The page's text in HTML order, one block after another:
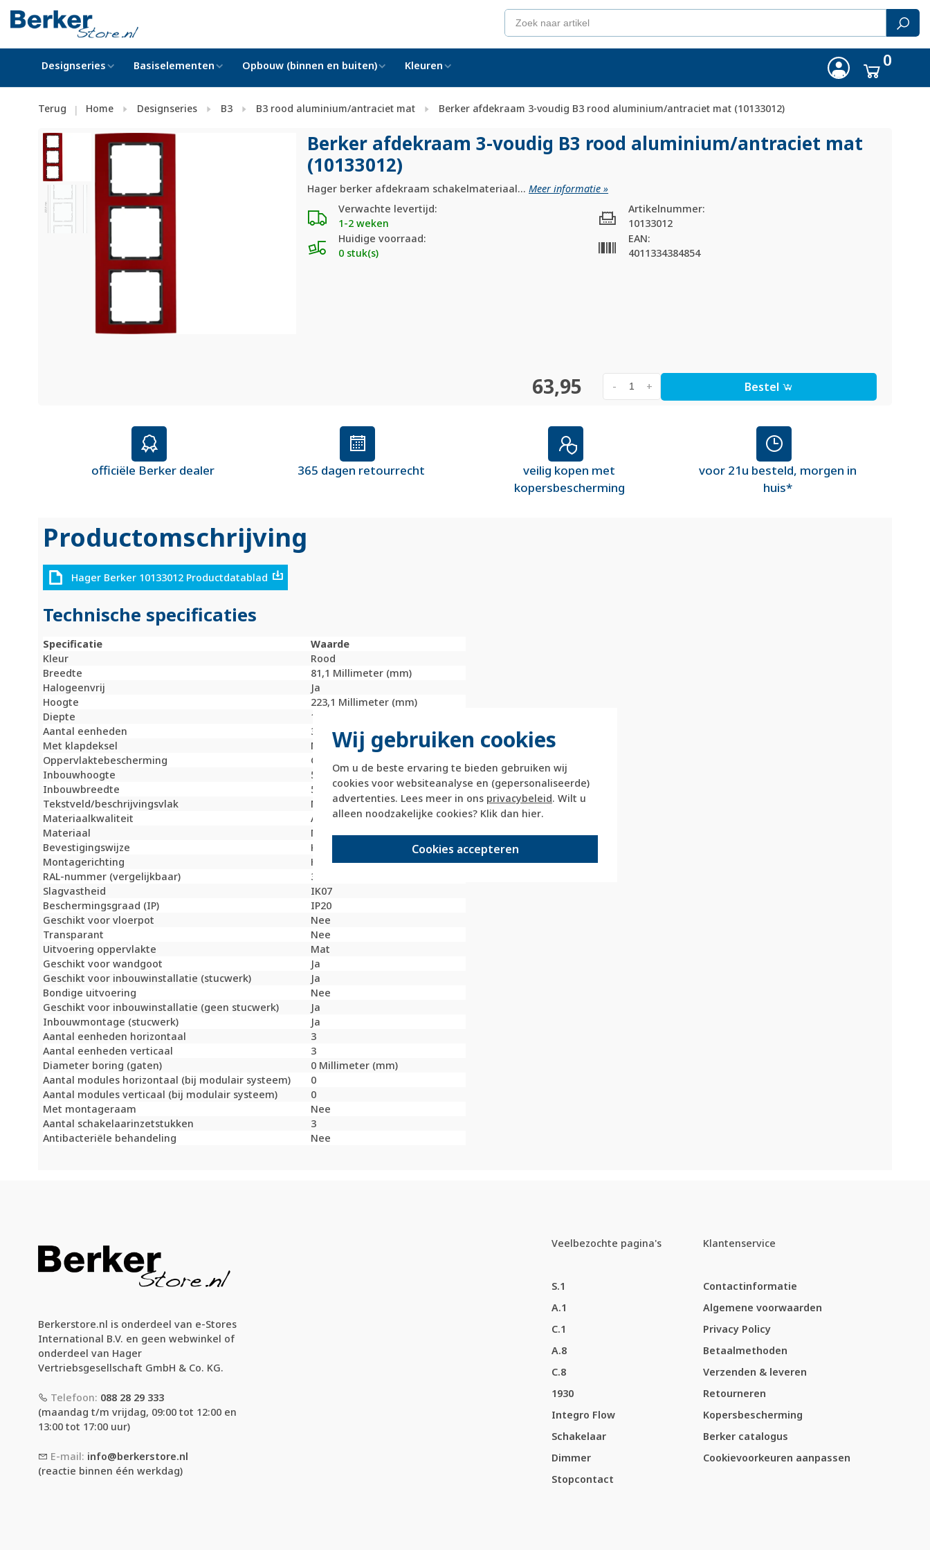
Wij gebruiken cookies
Om u de beste ervaring te bieden gebruiken wij
cookies voor websiteanalyse en (gepersonaliseerde)
advertenties. Lees meer in ons privacybeleid. Wilt u
alleen noodzakelijke cookies? Klik dan hier.
Cookies accepteren
Designseries Basiselementen Opbouw (binnen en buiten) Kleuren 0
Terug | Home Designseries B3 B3 rood aluminium/antraciet mat Berker afdekraam 3-voudig B3 rood aluminium/antraciet mat (10133012)
Berker afdekraam 3-voudig B3 rood aluminium/antraciet mat
(10133012)
Hager berker afdekraam schakelmateriaal...Meer informatie »
Verwachte levertijd:
1-2 weken
Huidige voorraad:
0 stuk(s)
Artikelnummer:
10133012
EAN:
4011334384854
63,95 +
- Bestel
officiële Berker dealer 365 dagen retourrecht
veilig kopen met
kopersbescherming
voor 21u besteld, morgen in
huis*
Productomschrijving
Hager Berker 10133012 Productdatablad
Technische specificaties
Specificatie
Waarde
Kleur
Rood
Breedte
81,1 Millimeter (mm)
Halogeenvrij
Ja
Hoogte
223,1 Millimeter (mm)
Diepte
11,7 Millimeter (mm)
Aantal eenheden
3
Met klapdeksel
Nee
Oppervlaktebescherming
Geanodiseerd / geëloxeerd
Inbouwhoogte
56 Millimeter (mm)
Inbouwbreedte
56 Millimeter (mm)
Tekstveld/beschrijvingsvlak
Nee
Materiaalkwaliteit
Aluminium
Materiaal
Metaal
Bevestigingswijze
Klembevestiging
Montagerichting
Horizontaal en verticaal
RAL-nummer (vergelijkbaar)
3003
Slagvastheid
IK07
Beschermingsgraad (IP)
IP20
Geschikt voor vloerpot
Nee
Transparant
Nee
Uitvoering oppervlakte
Mat
Geschikt voor wandgoot
Ja
Geschikt voor inbouwinstallatie (stucwerk)
Ja
Bondige uitvoering
Nee
Geschikt voor inbouwinstallatie (geen stucwerk)
Ja
Inbouwmontage (stucwerk)
Ja
Aantal eenheden horizontaal
3
Aantal eenheden verticaal
3
Diameter boring (gaten)
0 Millimeter (mm)
Aantal modules horizontaal (bij modulair systeem)
0
Aantal modules verticaal (bij modulair systeem)
0
Met montageraam
Nee
Aantal schakelaarinzetstukken
3
Antibacteriële behandeling
Nee
Berkerstore.nl is onderdeel van e-Stores
International B.V. en geen webwinkel of
onderdeel van Hager
Vertriebsgesellschaft GmbH & Co. KG.
Telefoon: 088 28 29 333
(maandag t/m vrijdag, 09:00 tot 12:00 en
13:00 tot 17:00 uur)
E-mail: info@berkerstore.nl
(reactie binnen één werkdag)
Veelbezochte pagina's
S.1
A.1
C.1
A.8
C.8
1930
Integro Flow
Schakelaar
Dimmer
Stopcontact
Klantenservice
Contactinformatie
Algemene voorwaarden
Privacy Policy
Betaalmethoden
Verzenden & leveren
Retourneren
Kopersbescherming
Berker catalogus
Cookievoorkeuren aanpassen